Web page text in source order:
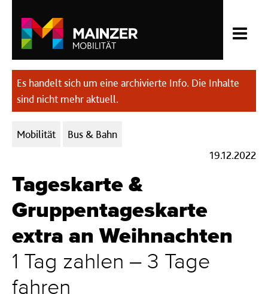
Es handelt sich um eine archivierte Info. Die Inhalte
sind nicht mehr aktuell.
Kategorien:
Mobilität
Bus & Bahn
19.12.2022
Tageskarte &
Gruppentageskarte
extra an Weihnachten
1 Tag zahlen – 3 Tage
fahren